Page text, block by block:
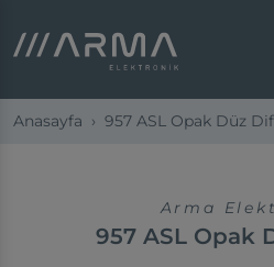
Anasayfa 957 ASL Opak Düz
Arma
957 ASL Opak